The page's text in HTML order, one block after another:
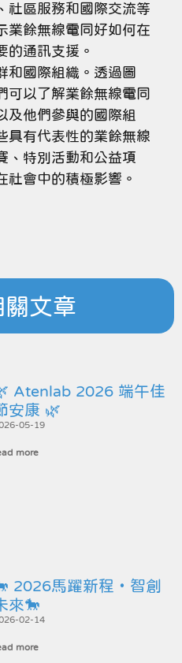
社區服務和國際交流等
業餘無線電同好如何在
的通訊支援。
和國際組織。透過圖
可以了解業餘無線電同
及他們參與的國際組
具有代表性的業餘無線
、特別活動和公益項
社會中的積極影響。
關文章
Atenlab 2026 端午佳
安康 🌿
05-19
more
2026馬躍新程・智創
來🐎
02-14
more